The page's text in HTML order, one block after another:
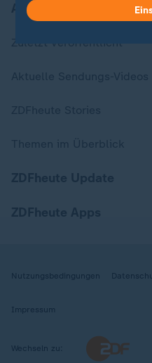
Aktuell bei ZDFheute
Zuletzt veröffentlicht
Nutzungsbedingungen
Impressum
Wechseln zu: